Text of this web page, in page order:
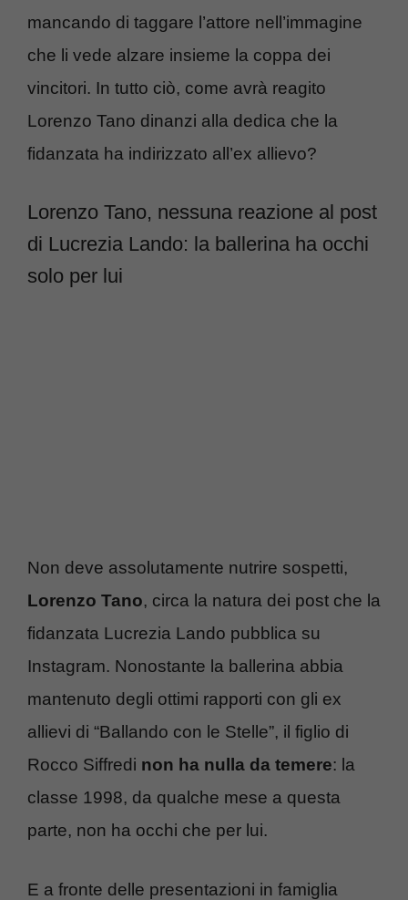
mancando di taggare l’attore nell’immagine
che li vede alzare insieme la coppa dei
vincitori. In tutto ciò, come avrà reagito
Lorenzo Tano dinanzi alla dedica che la
fidanzata ha indirizzato all’ex allievo?
Lorenzo Tano, nessuna reazione al post
di Lucrezia Lando: la ballerina ha occhi
solo per lui
Non deve assolutamente nutrire sospetti,
Lorenzo Tano, circa la natura dei post che la
fidanzata Lucrezia Lando pubblica su
Instagram. Nonostante la ballerina abbia
mantenuto degli ottimi rapporti con gli ex
allievi di “Ballando con le Stelle”, il figlio di
Rocco Siffredi non ha nulla da temere: la
classe 1998, da qualche mese a questa
parte, non ha occhi che per lui.
E a fronte delle presentazioni in famiglia